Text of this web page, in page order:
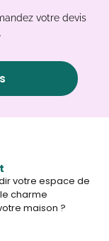
votre devis
votre espace de
charme
maison ?